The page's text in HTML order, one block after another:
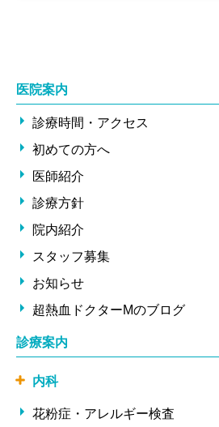
医院案内
診療時間・アクセス
初めての方へ
医師紹介
診療方針
院内紹介
スタッフ募集
お知らせ
超熱血ドクターMのブログ
診療案内
内科
花粉症・アレルギー検査